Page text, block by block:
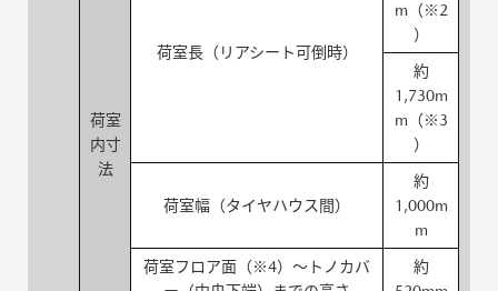
荷室
内寸
法
荷室長（リアシート可倒時）
m（※2
）
約
1,730m
m（※3
）
荷室幅（タイヤハウス間）
約
1,000m
m
荷室フロア面（※4）～トノカバ
約